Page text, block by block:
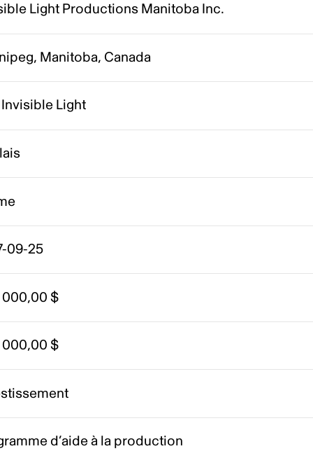
Light Productions Manitoba Inc.
Manitoba, Canada
Light
09-25
$
$
d’aide à la production